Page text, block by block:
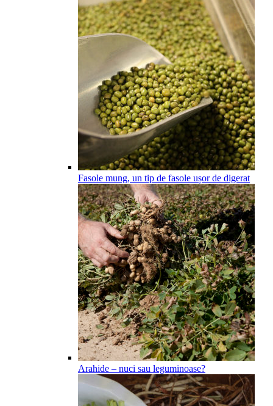
Fasole mung, un tip de fasole ușor de digerat
Arahide – nuci sau leguminoase?